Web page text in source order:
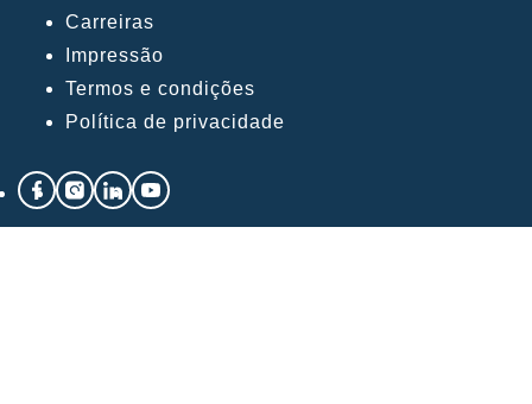
Carreiras
Impressão
Termos e condições
Política de privacidade